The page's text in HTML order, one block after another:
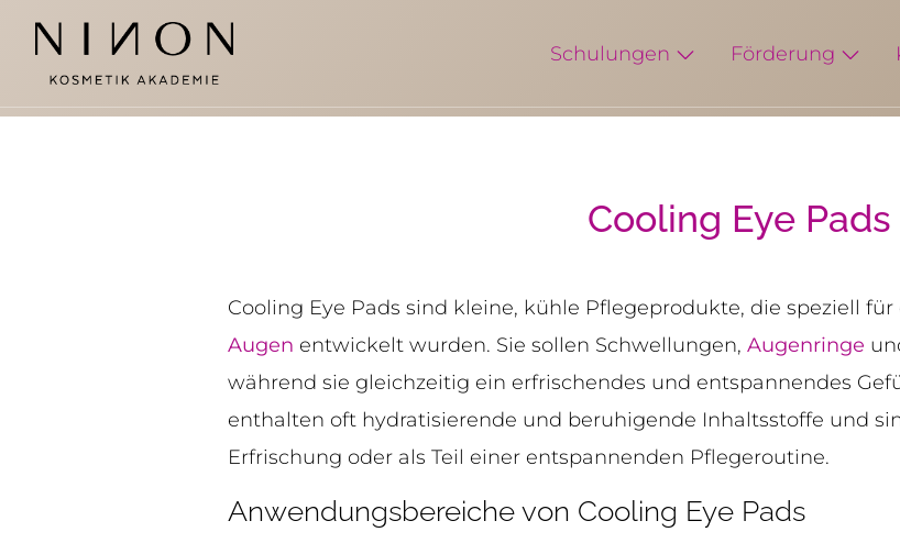
Schulungen Förderung
Cooling Eye Pads
Cooling Eye Pads sind kleine, kühle Pflegeprodukte, die speziell für
Augen entwickelt wurden. Sie sollen Schwellungen, Augenringe
während sie gleichzeitig ein erfrischendes und entspannendes
enthalten oft hydratisierende und beruhigende Inhaltsstoffe und
Erfrischung oder als Teil einer entspannenden Pflegeroutine.
Anwendungsbereiche von Cooling Eye Pads